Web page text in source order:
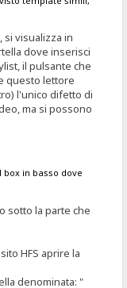
si visualizza in
dove inserisci
il pulsante che
questo lettore
l'unico difetto di
ma si possono
in basso dove
sotto la parte che
HFS aprire la
denominata: "